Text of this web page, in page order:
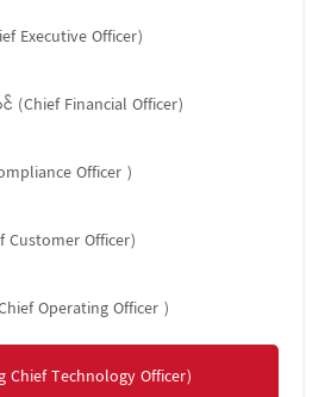
Executive Officer)
Financial Officer)
Officer )
Customer Officer)
Operating Officer )
Technology Officer)